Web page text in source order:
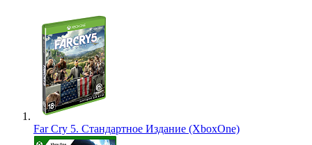
Far Cry 5. Стандартное Издание (XboxOne)